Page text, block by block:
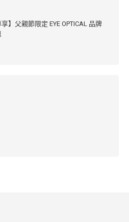
享】父親節限定 EYE OPTICAL 品牌